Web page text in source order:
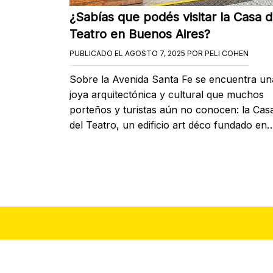
¿Sabías que podés visitar la Casa
Teatro en Buenos Aires?
PUBLICADO EL AGOSTO 7, 2025 POR PELI COHEN
Sobre la Avenida Santa Fe se encuentra
joya arquitectónica y cultural que muchos
porteños y turistas aún no conocen: la
del Teatro, un edificio art déco fundado